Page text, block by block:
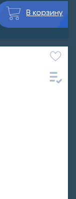
В корзину